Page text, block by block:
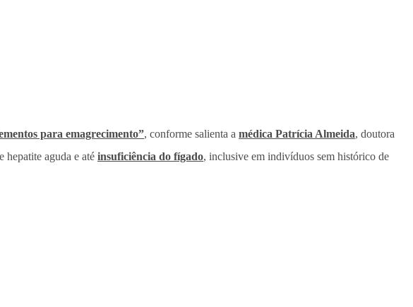
para emagrecimento”, conforme salienta a médica Patrícia Almeida, doutora
hepatite aguda e até insuficiência do fígado, inclusive em indivíduos sem histórico de